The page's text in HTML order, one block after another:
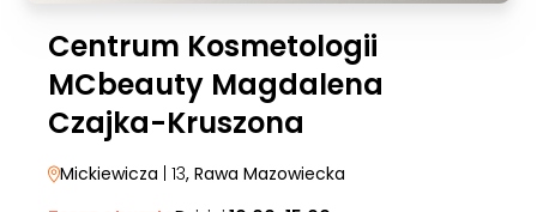
Centrum Kosmetologii
MCbeauty Magdalena
Czajka-Kruszona
Mickiewicza | 13, Rawa Mazowiecka